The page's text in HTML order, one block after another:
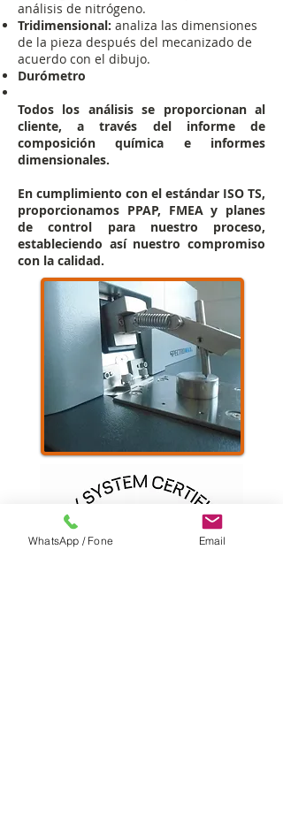
análisis de nitrógeno.
Tridimensional: analiza las dimensiones
de la pieza después del mecanizado de
acuerdo con el dibujo.
Durómetro
Todos los análisis se proporcionan al
cliente, a través del informe de
composición química e informes
dimensionales.
En cumplimiento con el estándar ISO TS,
proporcionamos PPAP, FMEA y planes
de control para nuestro proceso,
estableciendo así nuestro compromiso
con la calidad.
WhatsApp / Fone Email